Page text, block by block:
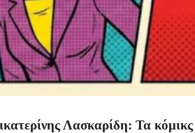
Λασκαρίδη: Τα